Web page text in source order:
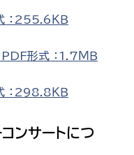
：255.6ＫＢ
形式 ：1.7ＭＢ
：298.8ＫＢ
ンサートにつ